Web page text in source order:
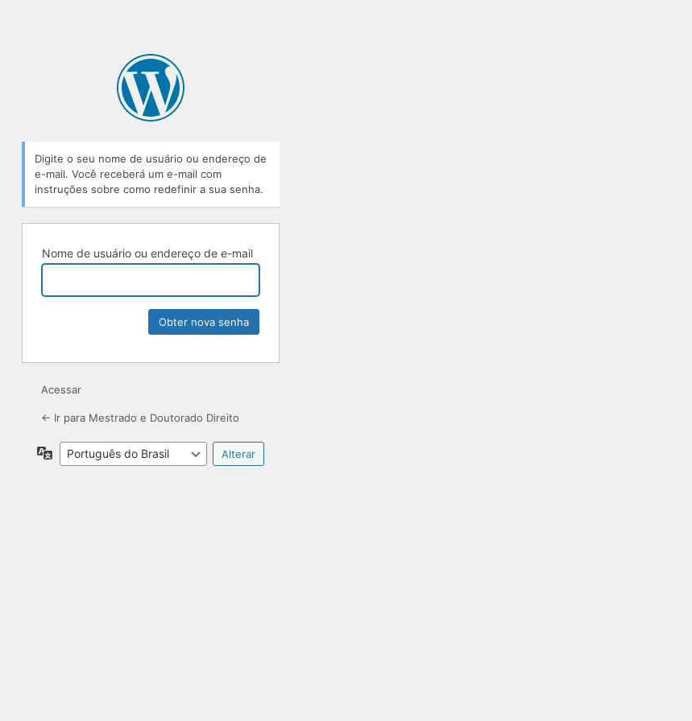
Digite o seu nome de usuário ou endereço de
e-mail. Você receberá um e-mail com
instruções sobre como redefinir a sua senha.
Nome de usuário ou endereço de e-mail
Acessar
← Ir para Mestrado e Doutorado Direito
Idioma